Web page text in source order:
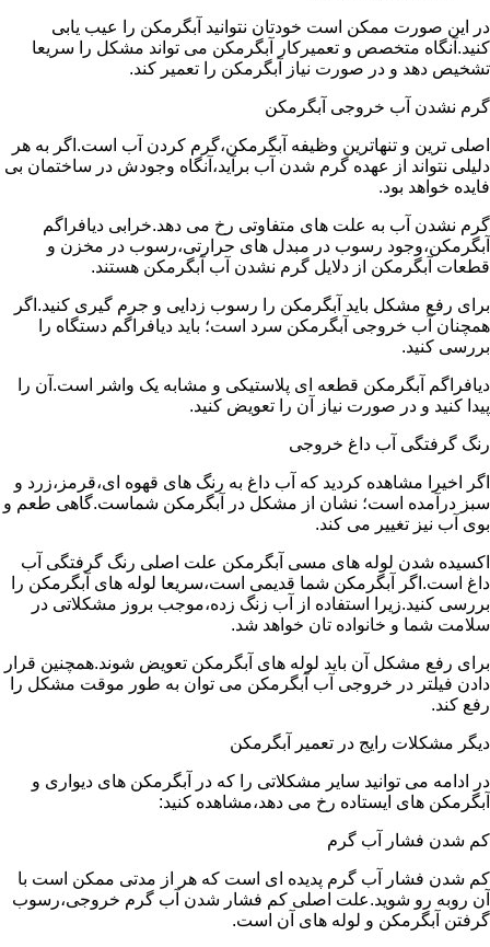
در این صورت ممکن است خودتان نتوانید آبگرمکن را عیب یابی
کنید.آنگاه متخصص و تعمیرکار آبگرمکن می تواند مشکل را سریعا
تشخیص دهد و در صورت نیاز آبگرمکن را تعمیر کند.
گرم نشدن آب خروجی آبگرمکن
اصلی ترین و تنهاترین وظیفه آبگرمکن،گرم کردن آب است.اگر به هر
دلیلی نتواند از عهده گرم شدن آب برآید،آنگاه وجودش در ساختمان بی
فایده خواهد بود.
گرم نشدن آب به علت های متفاوتی رخ می دهد.خرابی دیافراگم
آبگرمکن،وجود رسوب در مبدل های حرارتی،رسوب در مخزن و
قطعات آبگرمکن از دلایل گرم نشدن آب آبگرمکن هستند.
برای رفع مشکل باید آبگرمکن را رسوب زدایی و جرم گیری کنید.اگر
همچنان آب خروجی آبگرمکن سرد است؛ باید دیافراگم دستگاه را
بررسی کنید.
دیافراگم آبگرمکن قطعه ای پلاستیکی و مشابه یک واشر است.آن را
پیدا کنید و در صورت نیاز آن را تعویض کنید.
رنگ گرفتگی آب داغ خروجی
اگر اخیرا مشاهده کردید که آب داغ به رنگ های قهوه ای،قرمز،زرد و
سبز درآمده است؛ نشان از مشکل در آبگرمکن شماست.گاهی طعم و
بوی آب نیز تغییر می کند.
اکسیده شدن لوله های مسی آبگرمکن علت اصلی رنگ گرفتگی آب
داغ است.اگر آبگرمکن شما قدیمی است،سریعا لوله های آبگرمکن را
بررسی کنید.زیرا استفاده از آب زنگ زده،موجب بروز مشکلاتی در
سلامت شما و خانواده تان خواهد شد.
برای رفع مشکل آن باید لوله های آبگرمکن تعویض شوند.همچنین قرار
دادن فیلتر در خروجی آب آبگرمکن می توان به طور موقت مشکل را
رفع کند.
دیگر مشکلات رایج در تعمیر آبگرمکن
در ادامه می توانید سایر مشکلاتی را که در آبگرمکن های دیواری و
آبگرمکن های ایستاده رخ می دهد،مشاهده کنید:
کم شدن فشار آب گرم
کم شدن فشار آب گرم پدیده ای است که هر از مدتی ممکن است با
آن روبه رو شوید.علت اصلی کم فشار شدن آب گرم خروجی،رسوب
گرفتن آبگرمکن و لوله های آن است.